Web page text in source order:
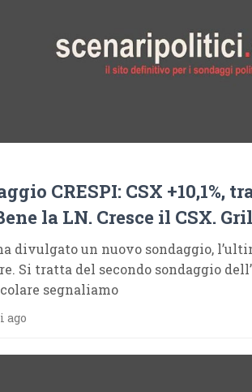
CRESPI: CSX +10,1%,
la LN. Cresce il CSX.
divulgato un nuovo sondaggio,
Si tratta del secondo sondaggio
segnaliamo
ago